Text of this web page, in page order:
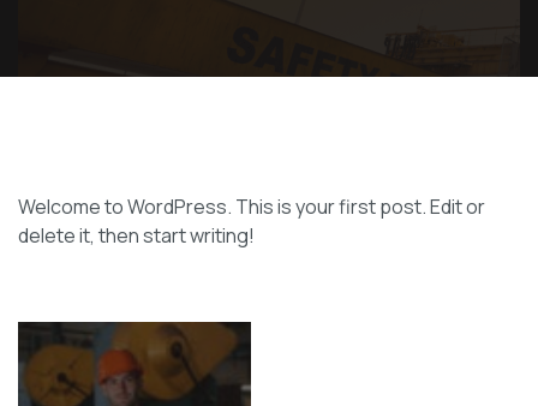
Welcome to WordPress. This is your first post. Edit or
delete it, then start writing!